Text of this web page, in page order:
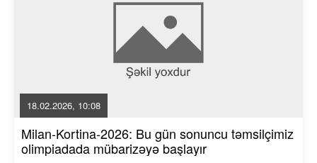
18.02.2026, 10:08
Milan-Kortina-2026: Bu gün sonuncu təmsilçimiz
olimpiadada mübarizəyə başlayır